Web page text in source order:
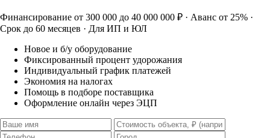
Финансирование от 300 000 до 40 000 000 ₽ · Аванс от 25% ·
Срок до 60 месяцев · Для ИП и ЮЛ
Новое и б/у оборудование
Фиксированный процент удорожания
Индивидуальный график платежей
Экономия на налогах
Помощь в подборе поставщика
Оформление онлайн через ЭЦП